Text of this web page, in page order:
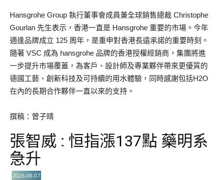
Hansgrohe Group 執行董事會成員兼全球銷售總裁 Christophe
Gourlan 先生表示，香港一直是 Hansgrohe 重要的市場。今年
適逢品牌成立 125 周年，是重申對香港長遠承諾的重要時刻。
隨著 VSC 成為 hansgrohe 品牌的香港授權經銷商，集團將進
一步提升市場覆蓋，為客戶、設計師及專業夥伴帶來更優質的
德國工藝、創新科技及可持續的用水體驗，同時感謝包括H2O
在內的長期合作夥伴一直以來的支持。
撰稿：曾子晴
張智威 : 恒指漲137點 藥明系
急升
2026-08-07